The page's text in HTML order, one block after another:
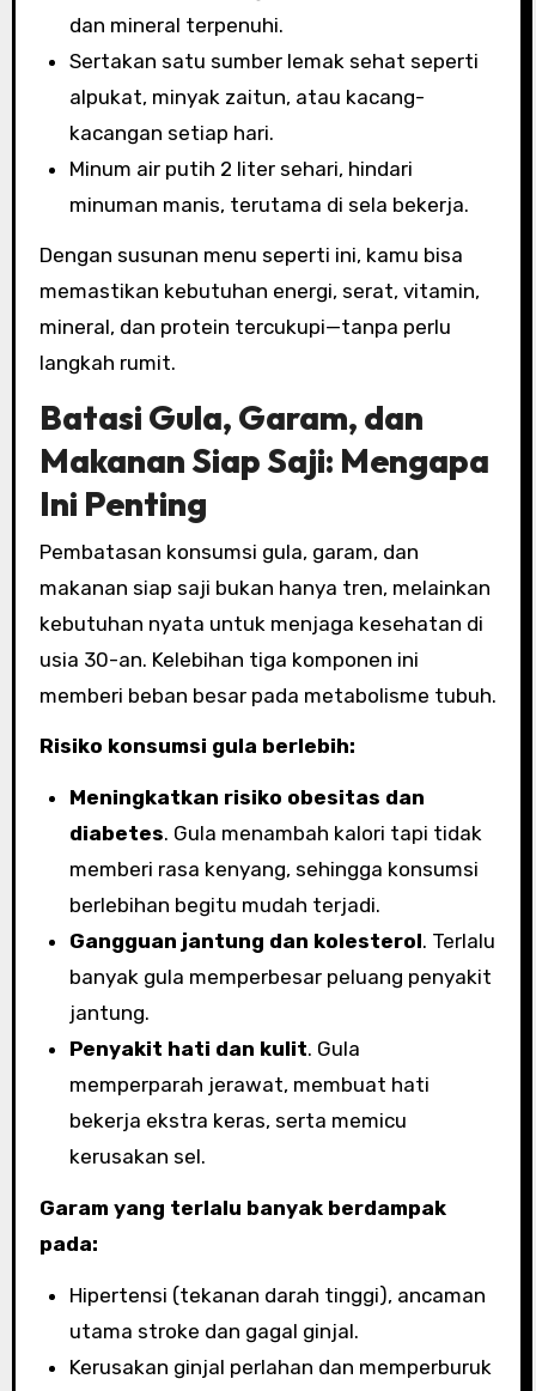
dan mineral terpenuhi.
Sertakan satu sumber lemak sehat seperti
alpukat, minyak zaitun, atau kacang-
kacangan setiap hari.
Minum air putih 2 liter sehari, hindari
minuman manis, terutama di sela bekerja.
Dengan susunan menu seperti ini, kamu bisa
memastikan kebutuhan energi, serat, vitamin,
mineral, dan protein tercukupi—tanpa perlu
langkah rumit.
Batasi Gula, Garam, dan
Makanan Siap Saji: Mengapa
Ini Penting
Pembatasan konsumsi gula, garam, dan
makanan siap saji bukan hanya tren, melainkan
kebutuhan nyata untuk menjaga kesehatan di
usia 30-an. Kelebihan tiga komponen ini
memberi beban besar pada metabolisme tubuh.
Risiko konsumsi gula berlebih:
Meningkatkan risiko obesitas dan
diabetes. Gula menambah kalori tapi tidak
memberi rasa kenyang, sehingga konsumsi
berlebihan begitu mudah terjadi.
Gangguan jantung dan kolesterol. Terlalu
banyak gula memperbesar peluang penyakit
jantung.
Penyakit hati dan kulit. Gula
memperparah jerawat, membuat hati
bekerja ekstra keras, serta memicu
kerusakan sel.
Garam yang terlalu banyak berdampak
pada:
Hipertensi (tekanan darah tinggi), ancaman
utama stroke dan gagal ginjal.
Kerusakan ginjal perlahan dan memperburuk